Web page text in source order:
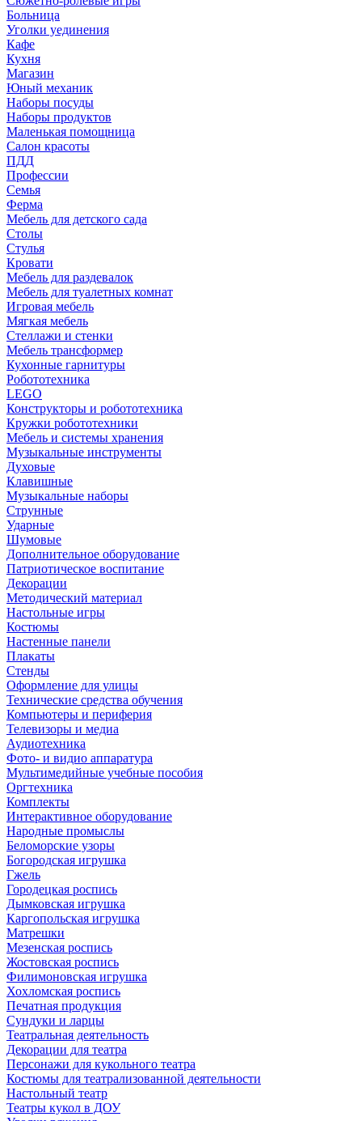
Больница
Уголки уединения
Кафе
Кухня
Магазин
Юный механик
Наборы посуды
Наборы продуктов
Маленькая помощница
Салон красоты
ПДД
Профессии
Семья
Ферма
Мебель для детского сада
Столы
Cтулья
Кровати
Мебель для раздевалок
Мебель для туалетных комнат
Игровая мебель
Мягкая мебель
Стеллажи и стенки
Мебель трансформер
Кухонные гарнитуры
Робототехника
LEGO
Конструкторы и робототехника
Кружки робототехники
Мебель и системы хранения
Музыкальные инструменты
Духовые
Клавишные
Музыкальные наборы
Струнные
Ударные
Шумовые
Дополнительное оборудование
Патриотическое воспитание
Декорации
Методический материал
Настольные игры
Костюмы
Настенные панели
Плакаты
Стенды
Оформление для улицы
Технические средства обучения
Компьютеры и периферия
Телевизоры и медиа
Аудиотехника
Фото- и видио аппаратура
Мультимедийные учебные пособия
Оргтехника
Комплекты
Интерактивное оборудование
Народные промыслы
Беломорские узоры
Богородская игрушка
Гжель
Городецкая роспись
Дымковская игрушка
Каргопольская игрушка
Матрешки
Мезенская роспись
Жостовская роспись
Филимоновская игрушка
Хохломская роспись
Печатная продукция
Сундуки и ларцы
Театральная деятельность
Декорации для театра
Персонажи для кукольного театра
Костюмы для театрализованной деятельности
Настольный театр
Театры кукол в ДОУ